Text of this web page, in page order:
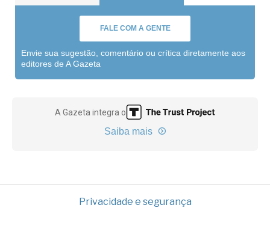
FALE COM A GENTE
Envie sua sugestão, comentário ou crítica diretamente aos
editores de A Gazeta
A Gazeta integra o
Saiba mais
Privacidade e segurança